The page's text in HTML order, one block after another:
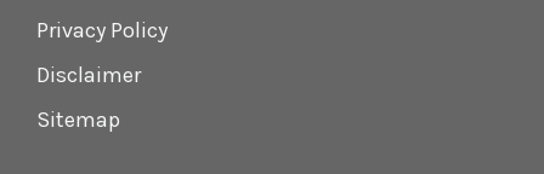
Privacy Policy
Disclaimer
Sitemap